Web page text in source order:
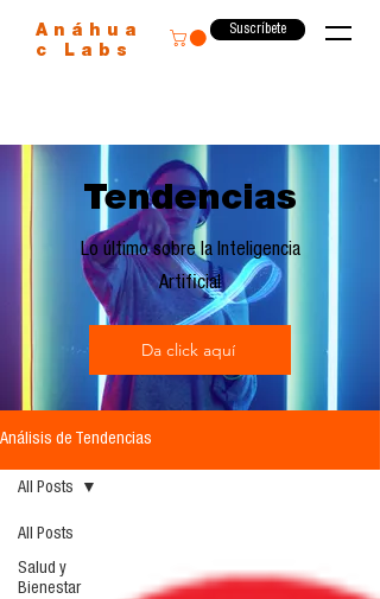
Anáhua
c Labs
Suscríbete
Tendencias
Lo último sobre la Inteligencia
Artificial
Da click aquí
Análisis de Tendencias
All Posts
Salud y
Bienestar
All Posts